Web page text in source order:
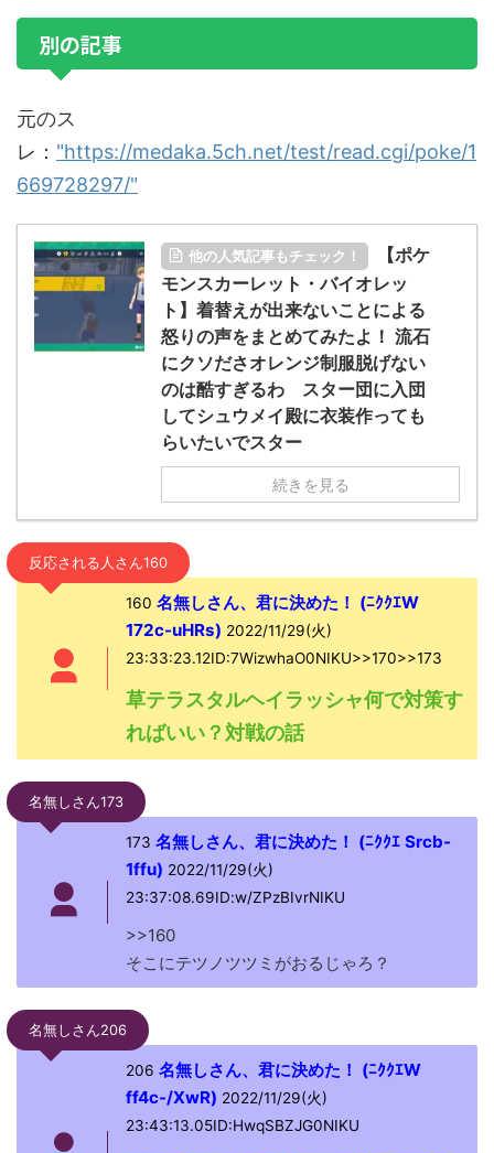
別の記事
元のス
レ： "https://medaka.5ch.net/test/read.cgi/poke/1
669728297/"
他の人気記事もチェック！
【ポケ
モンスカーレット・バイオレッ
ト】着替えが出来ないことによる
怒りの声をまとめてみたよ！ 流石
にクソださオレンジ制服脱げない
のは酷すぎるわ スター団に入団
してシュウメイ殿に衣装作っても
らいたいでスター
続きを見る
反応される人さん160
160 名無しさん、君に決めた！ (ﾆｸｸｴW
172c-uHRs) 2022/11/29(火)
23:33:23.12ID:7WizwhaO0NIKU>>170>>173
草テラスタルヘイラッシャ何で対策す
ればいい？対戦の話
名無しさん173
173 名無しさん、君に決めた！ (ﾆｸｸｴ Srcb-
1ffu) 2022/11/29(火)
23:37:08.69ID:w/ZPzBIvrNIKU
>>160
そこにテツノツツミがおるじゃろ？
名無しさん206
206 名無しさん、君に決めた！ (ﾆｸｸｴW
ff4c-/XwR) 2022/11/29(火)
23:43:13.05ID:HwqSBZJG0NIKU